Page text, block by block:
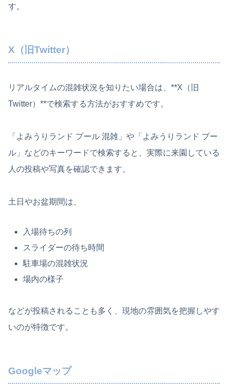
す。
X（旧Twitter）
リアルタイムの混雑状況を知りたい場合は、**X（旧
Twitter）**で検索する方法がおすすめです。
「よみうりランド プール 混雑」や「よみうりランド プー
ル」などのキーワードで検索すると、実際に来園している
人の投稿や写真を確認できます。
土日やお盆期間は、
入場待ちの列
スライダーの待ち時間
駐車場の混雑状況
場内の様子
などが投稿されることも多く、現地の雰囲気を把握しやす
いのが特徴です。
Googleマップ